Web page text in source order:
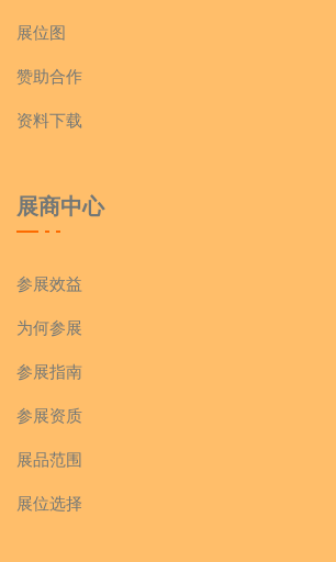
展位图
赞助合作
资料下载
展商中心
参展效益
为何参展
参展指南
参展资质
展品范围
展位选择